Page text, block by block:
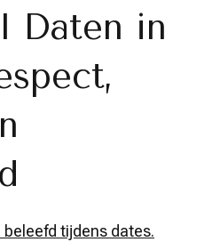
Daten in
tijdens dates.